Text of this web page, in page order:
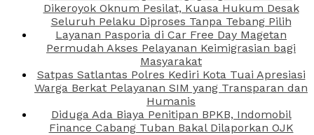
Dikeroyok Oknum Pesilat, Kuasa Hukum Desak
Seluruh Pelaku Diproses Tanpa Tebang Pilih
Layanan Pasporia di Car Free Day Magetan
Permudah Akses Pelayanan Keimigrasian bagi
Masyarakat
Satpas Satlantas Polres Kediri Kota Tuai Apresiasi
Warga Berkat Pelayanan SIM yang Transparan dan
Humanis
Diduga Ada Biaya Penitipan BPKB, Indomobil
Finance Cabang Tuban Bakal Dilaporkan OJK